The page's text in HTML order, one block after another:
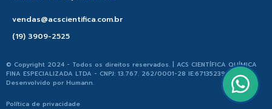
vendas@acscientifica.com.br
(19) 3909-2525
© Copyright 2024 - Todos os direitos reservados. | ACS CIENTÍFICA QUÍMICA
FINA ESPECIALIZADA LTDA - CNPJ: 13.767. 262/0001-28 IE:671352396.176 |
Desenvolvido por Humann.
Política de privacidade